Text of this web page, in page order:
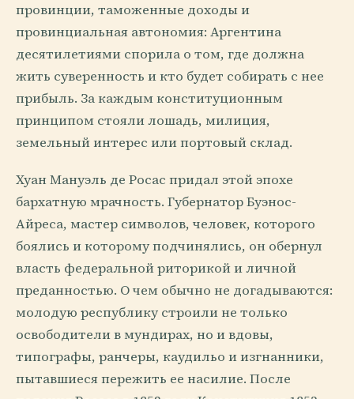
провинции, таможенные доходы и
провинциальная автономия: Аргентина
десятилетиями спорила о том, где должна
жить суверенность и кто будет собирать с нее
прибыль. За каждым конституционным
принципом стояли лошадь, милиция,
земельный интерес или портовый склад.
Хуан Мануэль де Росас придал этой эпохе
бархатную мрачность. Губернатор Буэнос-
Айреса, мастер символов, человек, которого
боялись и которому подчинялись, он обернул
власть федеральной риторикой и личной
преданностью. О чем обычно не догадываются:
молодую республику строили не только
освободители в мундирах, но и вдовы,
типографы, ранчеры, каудильо и изгнанники,
пытавшиеся пережить ее насилие. После